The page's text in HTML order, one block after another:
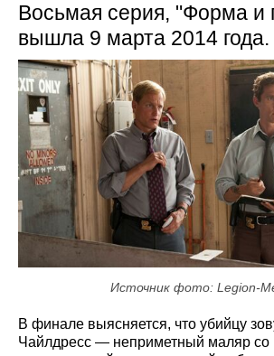
Восьмая серия, "Форма и
вышла 9 марта 2014 года.
Источник фото: Legion-
В финале выясняется, что убийцу
Чайлдресс — неприметный маляр